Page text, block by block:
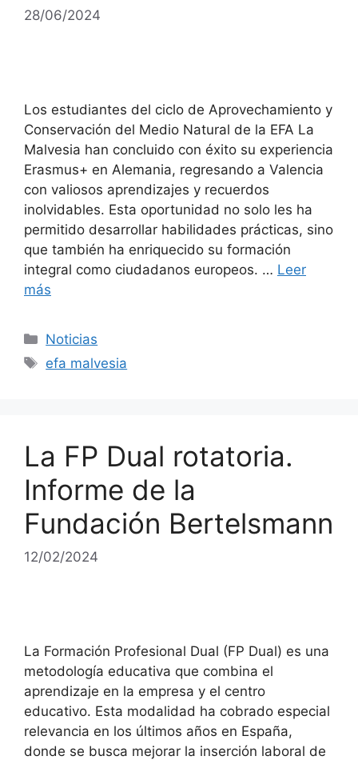
28/06/2024
Los estudiantes del ciclo de Aprovechamiento y
Conservación del Medio Natural de la EFA La
Malvesia han concluido con éxito su experiencia
Erasmus+ en Alemania, regresando a Valencia
con valiosos aprendizajes y recuerdos
inolvidables. Esta oportunidad no solo les ha
permitido desarrollar habilidades prácticas, sino
que también ha enriquecido su formación
integral como ciudadanos europeos. … Leer
más
Noticias
efa malvesia
La FP Dual rotatoria.
Informe de la
Fundación Bertelsmann
12/02/2024
La Formación Profesional Dual (FP Dual) es una
metodología educativa que combina el
aprendizaje en la empresa y el centro
educativo. Esta modalidad ha cobrado especial
relevancia en los últimos años en España,
donde se busca mejorar la inserción laboral de